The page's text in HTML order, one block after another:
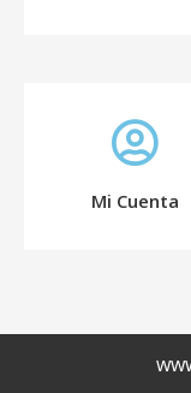
Mi Cuenta